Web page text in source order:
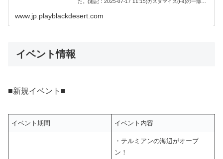
た。(追記：2025-07-17 11:15)カスタマイズ(F4)の一部項
www.jp.playblackdesert.com
イベント情報
■新規イベント■
イベント期間 イベント内容
・テルミアンの海辺がオープ
ン！